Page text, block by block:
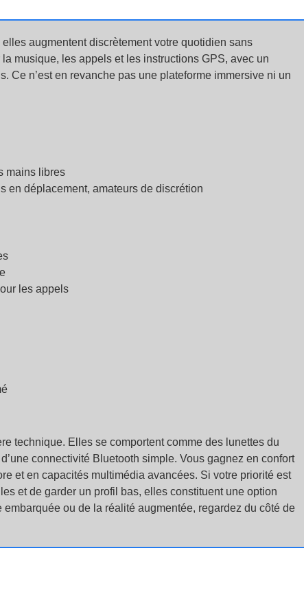
augmentent discrètement votre quotidien sans
musique, les appels et les instructions GPS, avec un
Ce n’est en revanche pas une plateforme immersive ni un
mains libres
en déplacement, amateurs de discrétion
les appels
technique. Elles se comportent comme des lunettes du
connectivité Bluetooth simple. Vous gagnez en confort
et en capacités multimédia avancées. Si votre priorité est
et de garder un profil bas, elles constituent une option
ou de la réalité augmentée, regardez du côté de